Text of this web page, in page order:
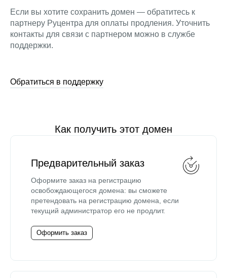
Если вы хотите сохранить домен — обратитесь к
партнеру Руцентра для оплаты продления. Уточнить
контакты для связи с партнером можно в службе
поддержки.
Обратиться в поддержку
Как получить этот домен
Предварительный заказ
Оформите заказ на регистрацию
освобождающегося домена: вы сможете
претендовать на регистрацию домена, если
текущий администратор его не продлит.
Оформить заказ